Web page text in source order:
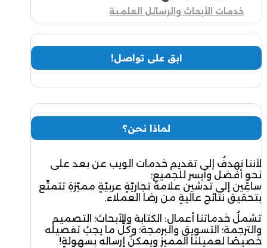
خدمات الأبحاث والرسائل العلمية
ابق على تواصل!
لماذا نحن؟
لأننا نهدفُ إلى تقديم خدمات الويب عن بعد على
نحوٍ أفضل وأيسر للجميع؛
ساعِين إلى تدشين علامة تجاريّةٍ عربيّةٍ مميّزةِ تتمتّع
بتحقيق نتائج عاليةٍ من رضا العملاء.
تشملُ خدماتنا أعمال: الكتابة والأبحاث؛ التصميم
والترجمة؛ التسويق والبرمجة؛ وكُلُّ ما يجبُ تفصيله
خصيصًا لعميلنا المميز ويمكنُ إرساله بسهولةٍ!